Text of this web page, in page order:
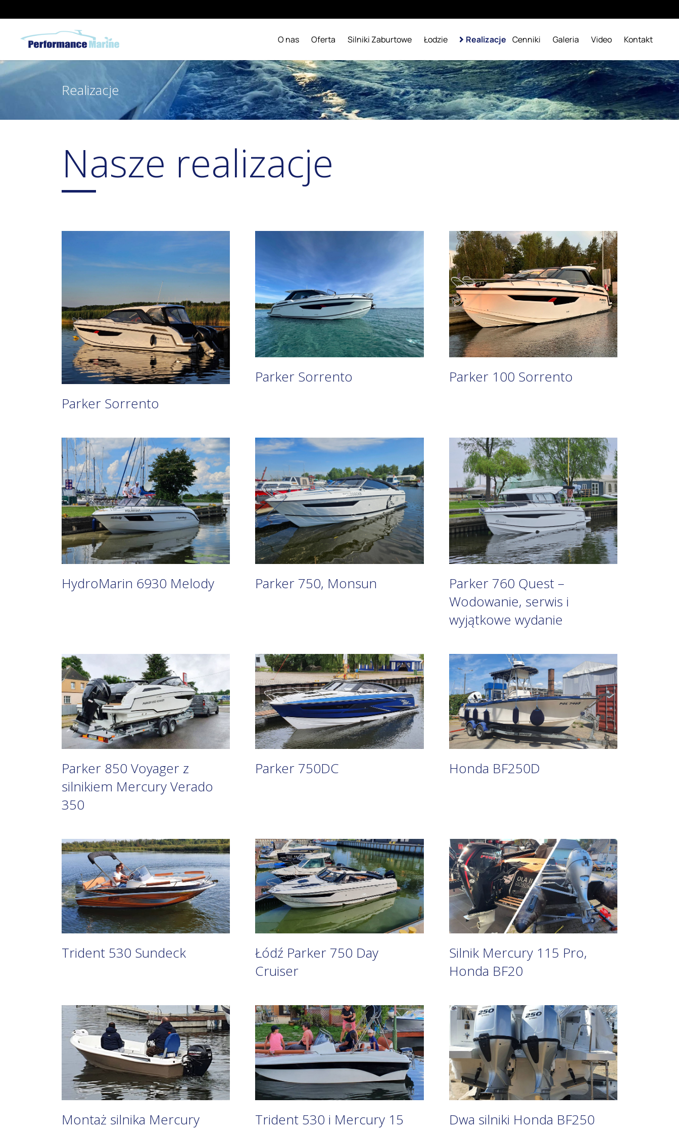
O nas Oferta Silniki Zaburtowe Łodzie Realizacje Cenniki Galeria Video Kontakt
Realizacje
Nasze realizacje
Parker Sorrento
Parker Sorrento Parker 100 Sorrento
HydroMarin 6930 Melody Parker 750, Monsun
Parker 760 Quest –
Wodowanie, serwis i
wyjątkowe wydanie
Parker 850 Voyager z
silnikiem Mercury Verado
350
Parker 750DC Honda BF250D
Trident 530 Sundeck
Łódź Parker 750 Day
Cruiser
Silnik Mercury 115 Pro,
Honda BF20
Montaż silnika Mercury Trident 530 i Mercury 15 Dwa silniki Honda BF250